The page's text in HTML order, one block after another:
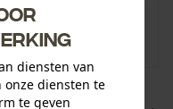
diensten van
onze diensten te
te geven